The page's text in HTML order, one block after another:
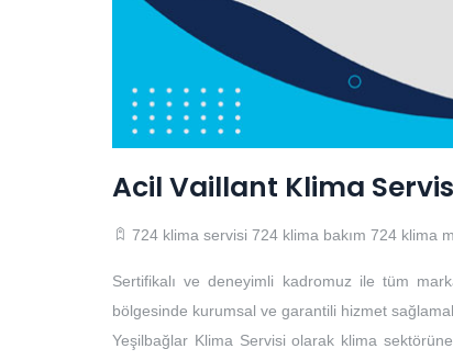
Acil Vaillant Klima
724 klima servisi 724 klima bakım 724 klima
Sertifikalı ve deneyimli kadromuz ile tüm
bölgesinde kurumsal ve garantili hizmet
Yeşilbağlar Klima Servisi olarak klima